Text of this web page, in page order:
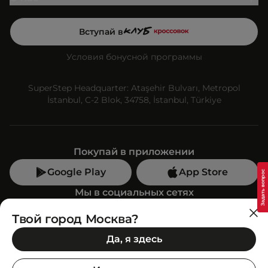
Вступай в
Условия бонусной программы
SuperStep Headquarter: Ataşehir Bulvarı, Metropol
İstanbul, C-2 Blok, 34758, İstanbul, Türkiye
Покупай в приложении
Google Play
App Store
Мы в социальных сетях
Позвони нам
+7 (499) 350-55-33
C 10:00 до 19:00
Твой город Москва?
Да, я здесь